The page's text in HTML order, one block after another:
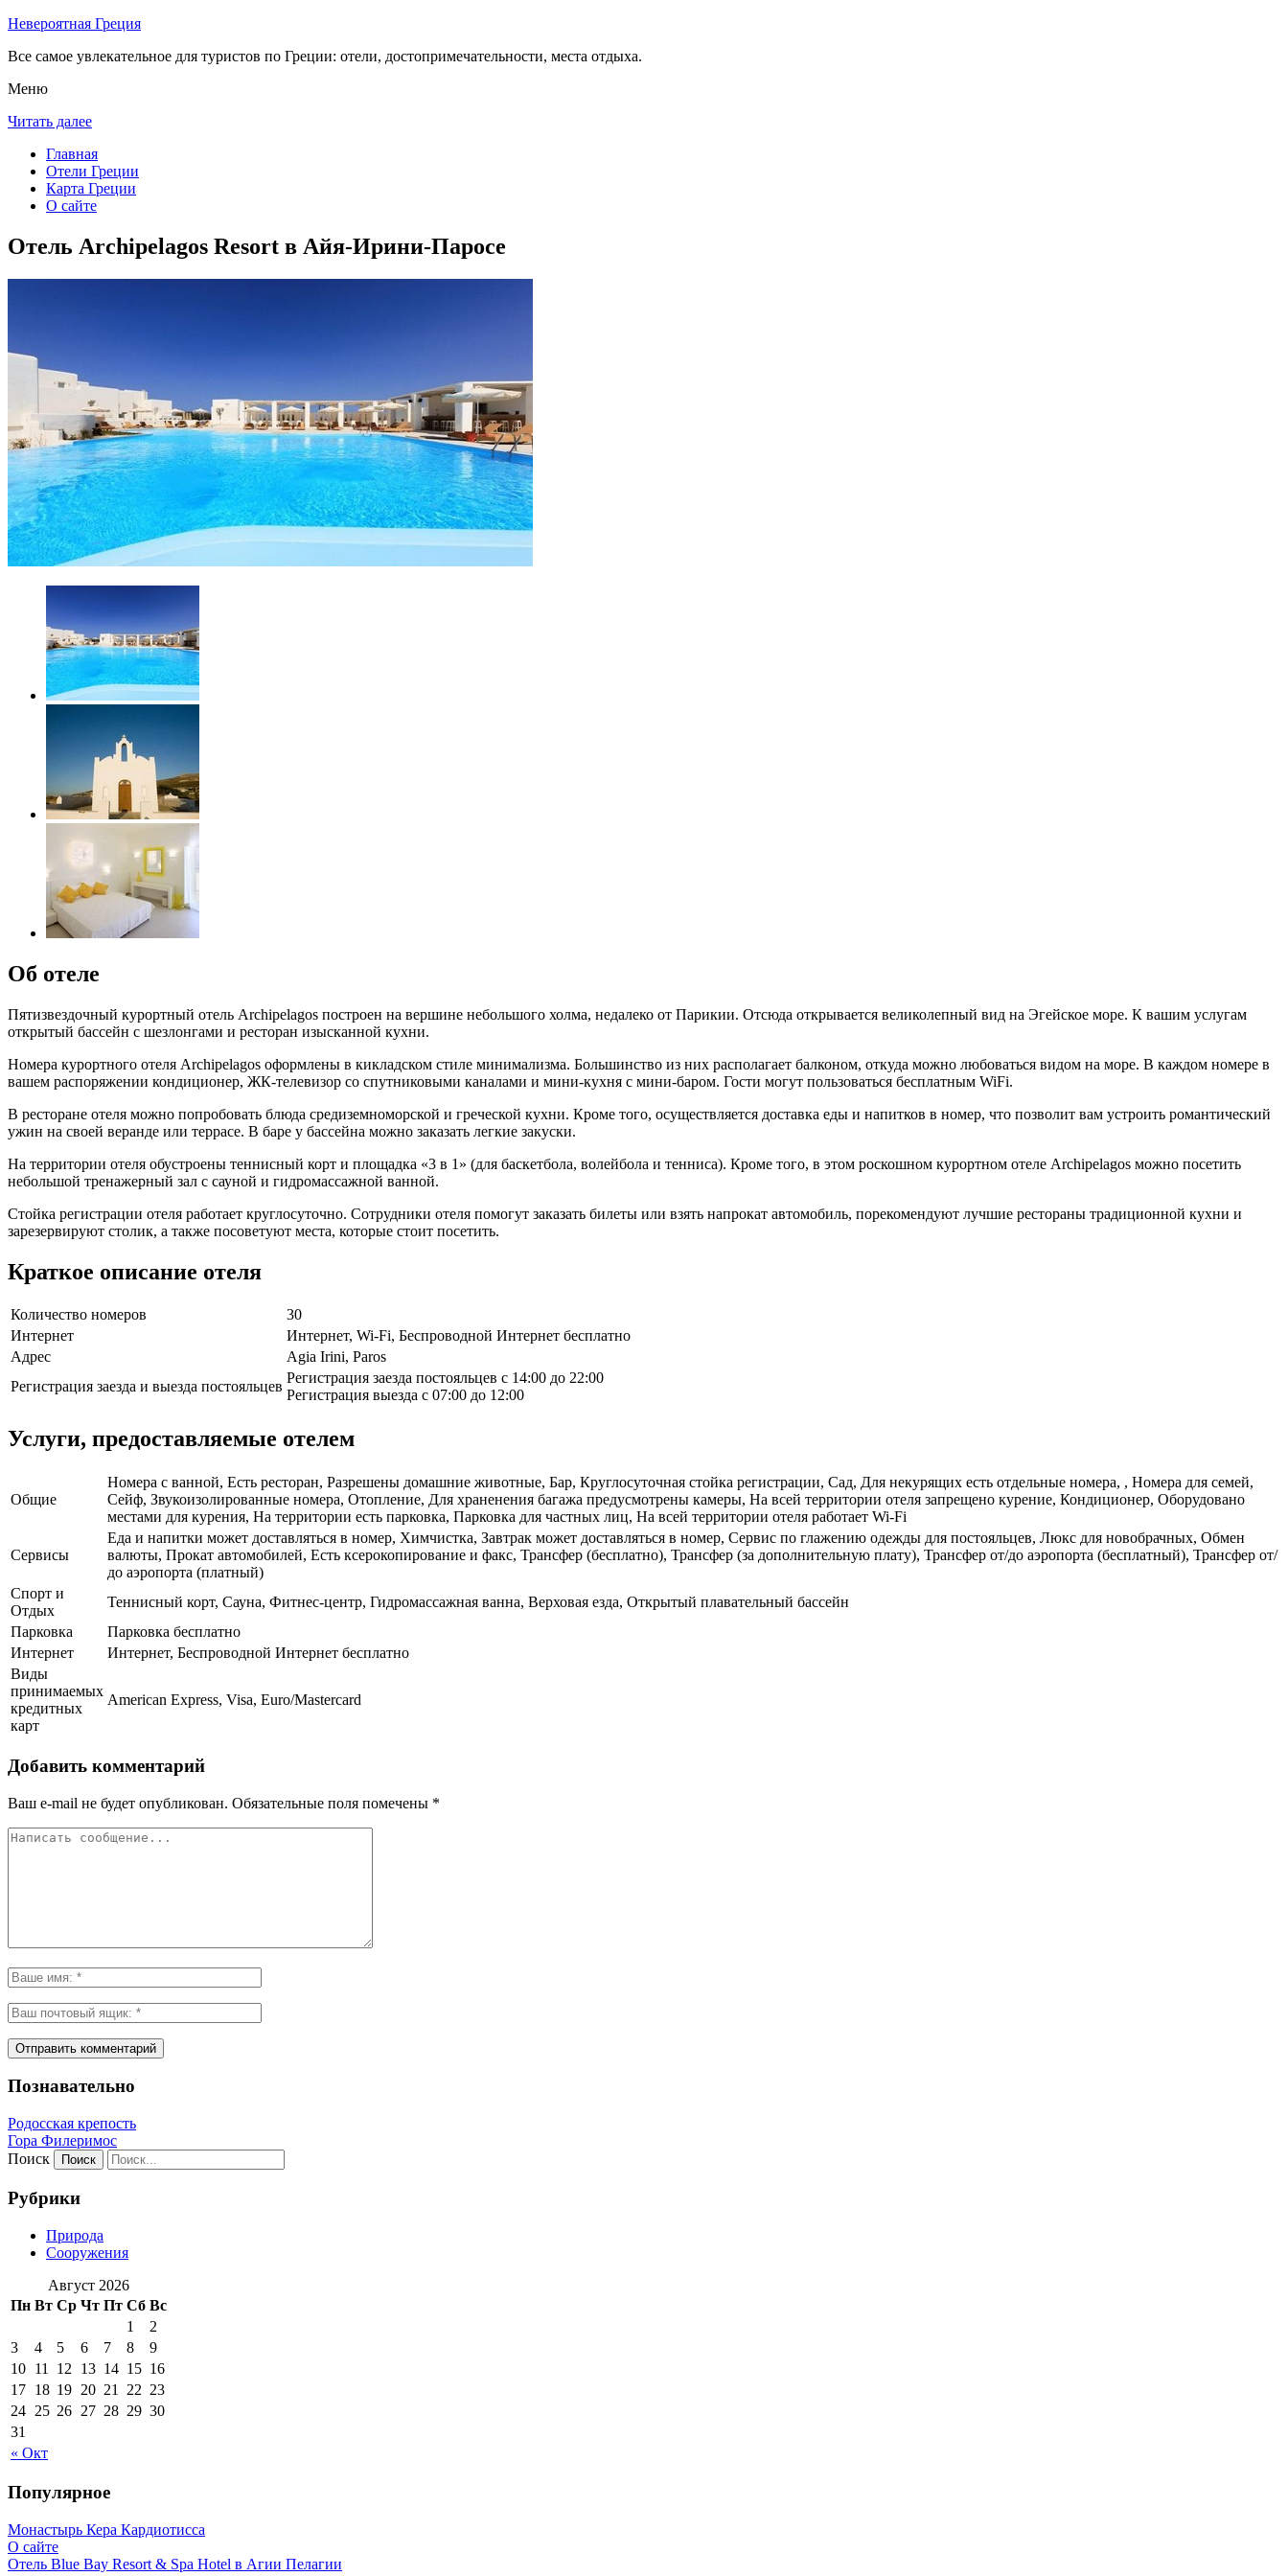
Невероятная Греция
Все самое увлекательное для туристов по Греции: отели, достопримечательности, места отдыха.
Меню
Читать далее
Главная
Отели Греции
Карта Греции
О сайте
Отель Archipelagos Resort в Айя-Ирини-Паросе
Об отеле
Пятизвездочный курортный отель Archipelagos построен на вершине небольшого холма, недалеко от Парикии. Отсюда открывается великолепный вид на Эгейское море. К вашим услугам
открытый бассейн с шезлонгами и ресторан изысканной кухни.
Номера курортного отеля Archipelagos оформлены в кикладском стиле минимализма. Большинство из них располагает балконом, откуда можно любоваться видом на море. В каждом номере в
вашем распоряжении кондиционер, ЖК-телевизор со спутниковыми каналами и мини-кухня с мини-баром. Гости могут пользоваться бесплатным WiFi.
В ресторане отеля можно попробовать блюда средиземноморской и греческой кухни. Кроме того, осуществляется доставка еды и напитков в номер, что позволит вам устроить романтический
ужин на своей веранде или террасе. В баре у бассейна можно заказать легкие закуски.
На территории отеля обустроены теннисный корт и площадка «3 в 1» (для баскетбола, волейбола и тенниса). Кроме того, в этом роскошном курортном отеле Archipelagos можно посетить
небольшой тренажерный зал с сауной и гидромассажной ванной.
Стойка регистрации отеля работает круглосуточно. Сотрудники отеля помогут заказать билеты или взять напрокат автомобиль, порекомендуют лучшие рестораны традиционной кухни и
зарезервируют столик, а также посоветуют места, которые стоит посетить.
Краткое описание отеля
Количество номеров
30
Интернет
Интернет, Wi-Fi, Беспроводной Интернет бесплатно
Адрес
Agia Irini, Paros
Регистрация заезда и выезда постояльцев
Регистрация заезда постояльцев с 14:00 до 22:00
Регистрация выезда с 07:00 до 12:00
Услуги, предоставляемые отелем
Общие
Номера с ванной, Есть ресторан, Разрешены домашние животные, Бар, Круглосуточная стойка регистрации, Сад, Для некурящих есть отдельные номера, , Номера для семей,
Сейф, Звукоизолированные номера, Отопление, Для храненения багажа предусмотрены камеры, На всей территории отеля запрещено курение, Кондиционер, Оборудовано
местами для курения, На территории есть парковка, Парковка для частных лиц, На всей территории отеля работает Wi-Fi
Сервисы
Еда и напитки может доставляться в номер, Химчистка, Завтрак может доставляться в номер, Сервис по глажению одежды для постояльцев, Люкс для новобрачных, Обмен
валюты, Прокат автомобилей, Есть ксерокопирование и факс, Трансфер (бесплатно), Трансфер (за дополнительную плату), Трансфер от/до аэропорта (бесплатный), Трансфер от/
до аэропорта (платный)
Спорт и
Отдых
Теннисный корт, Сауна, Фитнес-центр, Гидромассажная ванна, Верховая езда, Открытый плавательный бассейн
Парковка
Парковка бесплатно
Интернет
Интернет, Беспроводной Интернет бесплатно
Виды
принимаемых
кредитных
карт
American Express, Visa, Euro/Mastercard
Добавить комментарий
Ваш e-mail не будет опубликован. Обязательные поля помечены *
Познавательно
Родосская крепость
Гора Филеримос
Поиск
Рубрики
Природа
Сооружения
Август 2026
Пн Вт Ср Чт Пт Сб Вс
« Окт
1
2
3
4 5 6 7 8
9
10 11 12 13 14 15 16
17 18 19 20 21 22 23
24 25 26 27 28 29 30
31
Популярное
Монастырь Кера Кардиотисса
О сайте
Отель Blue Bay Resort & Spa Hotel в Агии Пелагии